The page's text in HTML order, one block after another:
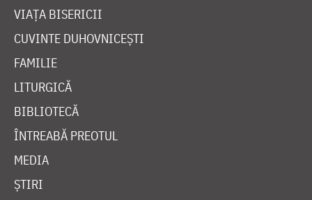
VIAȚA BISERICII
CUVINTE DUHOVNICEȘTI
FAMILIE
LITURGICĂ
BIBLIOTECĂ
ÎNTREABĂ PREOTUL
MEDIA
ȘTIRI